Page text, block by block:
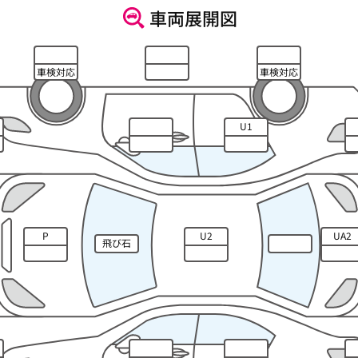
車両展開図
車検対応 車検対応
U1
P
飛び石
U2 UA2